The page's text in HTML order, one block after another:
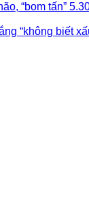
“bom tấn”
“không biết